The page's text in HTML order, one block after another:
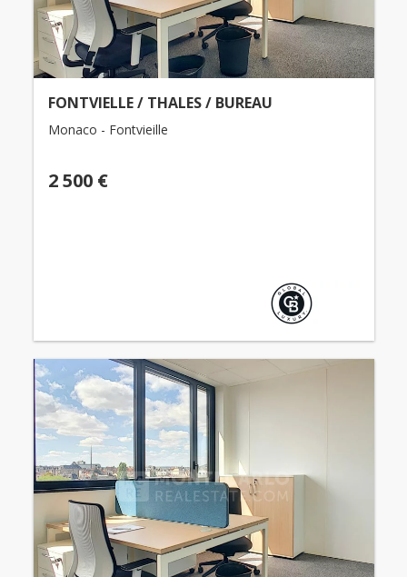
FONTVIELLE / THALES / BUREAU
Monaco - Fontvieille
2 500 €